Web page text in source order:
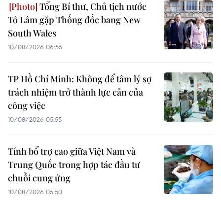
Tổng Bí thư, Chủ tịch nước
Tô Lâm gặp Thống đốc bang New
South Wales
10/08/2026 06:55
TP Hồ Chí Minh: Không để tâm lý sợ
trách nhiệm trở thành lực cản của
công việc
10/08/2026 05:55
Tính bổ trợ cao giữa Việt Nam và
Trung Quốc trong hợp tác đầu tư
chuỗi cung ứng
10/08/2026 05:50